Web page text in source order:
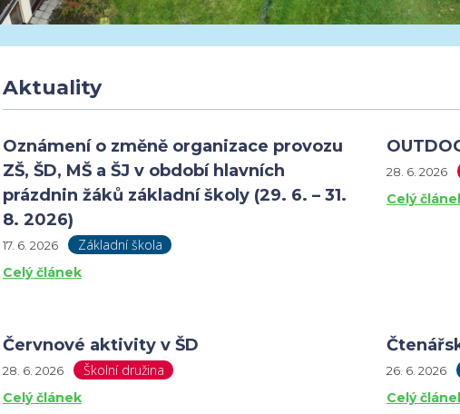
Aktuality
Oznámení o změně organizace provozu
ZŠ, ŠD, MŠ a ŠJ v období hlavních
prázdnin žáků základní školy (29. 6. – 31.
8. 2026)
17. 6. 2026 Základní škola
Celý článek
28. 6. 2026
Celý
Červnové aktivity v ŠD
28. 6. 2026 Školní družina
Celý článek
26. 6. 2026
Celý